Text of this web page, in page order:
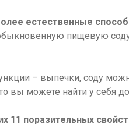
естественные
пищевую
– выпечки, соду
вы можете найти у себя
11 поразительных